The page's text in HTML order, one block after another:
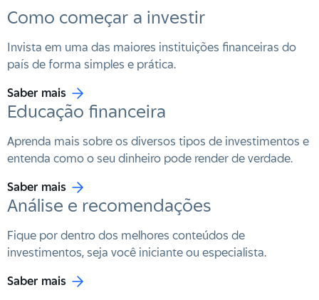
Como começar a investir
Invista em uma das maiores instituições financeiras do
país de forma simples e prática.
Saber mais
Educação financeira
Aprenda mais sobre os diversos tipos de investimentos e
entenda como o seu dinheiro pode render de verdade.
Saber mais
Análise e recomendações
Fique por dentro dos melhores conteúdos de
investimentos, seja você iniciante ou especialista.
Saber mais